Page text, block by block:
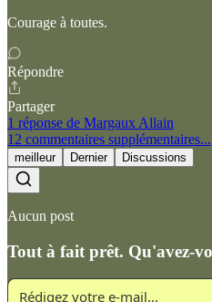
Courage à toutes.
Répondre
Partager
1 réponse de Margaux Allain
12 commentaires supplémentaires...
meilleur Dernier Discussions
Aucun post
Tout à fait prêt. Qu'avez-